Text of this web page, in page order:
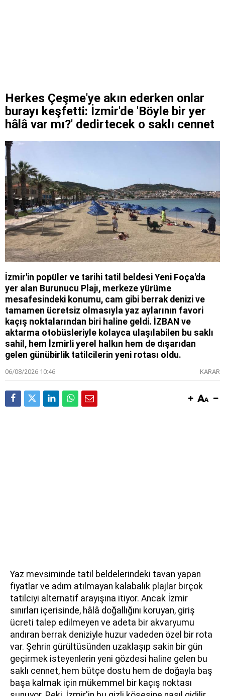
Herkes Çeşme'ye akın ederken onlar
burayı keşfetti: İzmir'de 'Böyle bir yer
hâlâ var mı?' dedirtecek o saklı cennet
İzmir'in popüler ve tarihi tatil beldesi Yeni Foça'da
yer alan Burunucu Plajı, merkeze yürüme
mesafesindeki konumu, cam gibi berrak denizi ve
tamamen ücretsiz olmasıyla yaz aylarının favori
kaçış noktalarından biri haline geldi. İZBAN ve
aktarma otobüsleriyle kolayca ulaşılabilen bu saklı
sahil, hem İzmirli yerel halkın hem de dışarıdan
gelen günübirlik tatilcilerin yeni rotası oldu.
06/08/2026 10:46 KARAR
Yaz mevsiminde tatil beldelerindeki tavan yapan
fiyatlar ve adım atılmayan kalabalık plajlar birçok
tatilciyi alternatif arayışına itiyor. Ancak İzmir
sınırları içerisinde, hâlâ doğallığını koruyan, giriş
ücreti talep edilmeyen ve adeta bir akvaryumu
andıran berrak deniziyle huzur vadeden özel bir rota
var. Şehrin gürültüsünden uzaklaşıp sakin bir gün
geçirmek isteyenlerin yeni gözdesi haline gelen bu
saklı cennet, hem bütçe dostu hem de doğayla baş
başa kalmak için mükemmel bir kaçış noktası